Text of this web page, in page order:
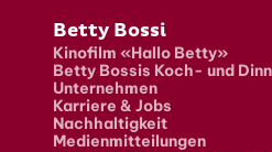
Fusszeile
Betty Bossi
Kinofilm «Hallo Betty»
Betty Bossis Koch- und
Unternehmen
Karriere & Jobs
Nachhaltigkeit
Medienmitteilungen